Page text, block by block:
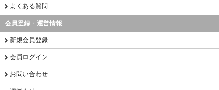
よくある質問
会員登録・運営情報
新規会員登録
会員ログイン
お問い合わせ